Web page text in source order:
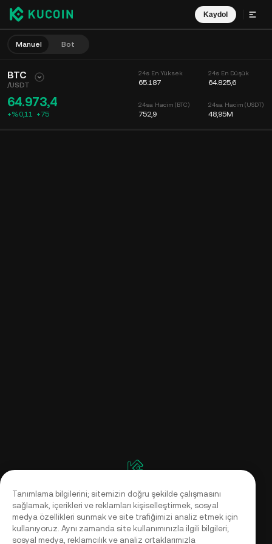
Kaydol
Manuel Bot
BTC
/USDT
64.973,4
+%0,11 +75
24s En Yüksek
65.187
24sa Hacim (BTC)
752,9
24s En Düşük
64.825,6
24sa Hacim (USDT)
48,95M
Tanımlama bilgilerini; sitemizin doğru şekilde çalışmasını
sağlamak, içerikleri ve reklamları kişiselleştirmek, sosyal
medya özellikleri sunmak ve site trafiğimizi analiz etmek için
kullanıyoruz. Aynı zamanda site kullanımınızla ilgili bilgileri;
sosyal medya, reklamcılık ve analiz ortaklarımızla